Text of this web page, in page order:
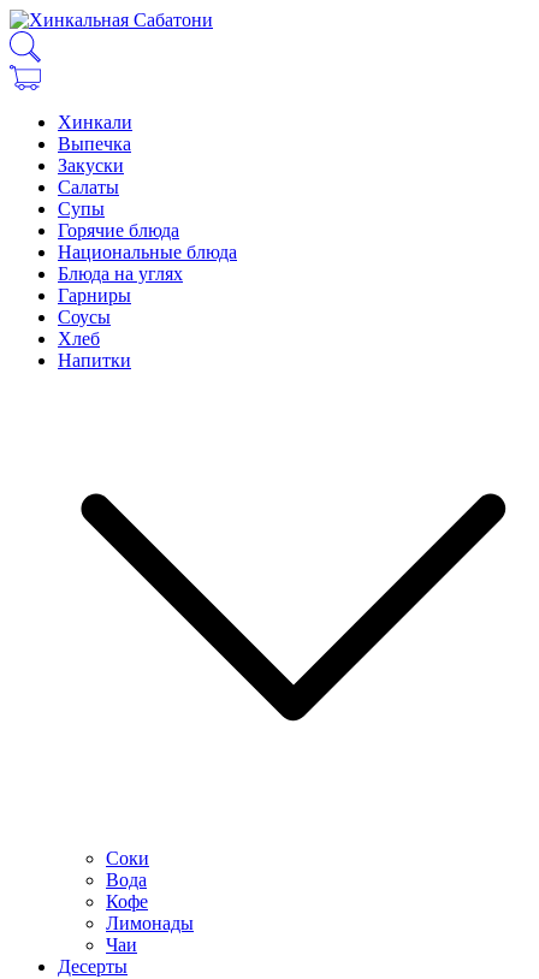
Хинкали
Выпечка
Закуски
Салаты
Супы
Горячие блюда
Национальные блюда
Блюда на углях
Гарниры
Соусы
Хлеб
Напитки
Соки
Вода
Кофе
Лимонады
Чаи
Десерты